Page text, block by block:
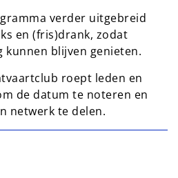
verder uitgebreid
en (fris)drank, zodat
kunnen blijven genieten.
roept leden en
de datum te noteren en
netwerk te delen.